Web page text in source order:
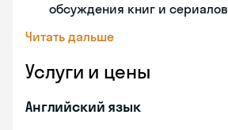
обсуждения книг и сериалов
Читать дальше
Услуги и цены
Английский язык